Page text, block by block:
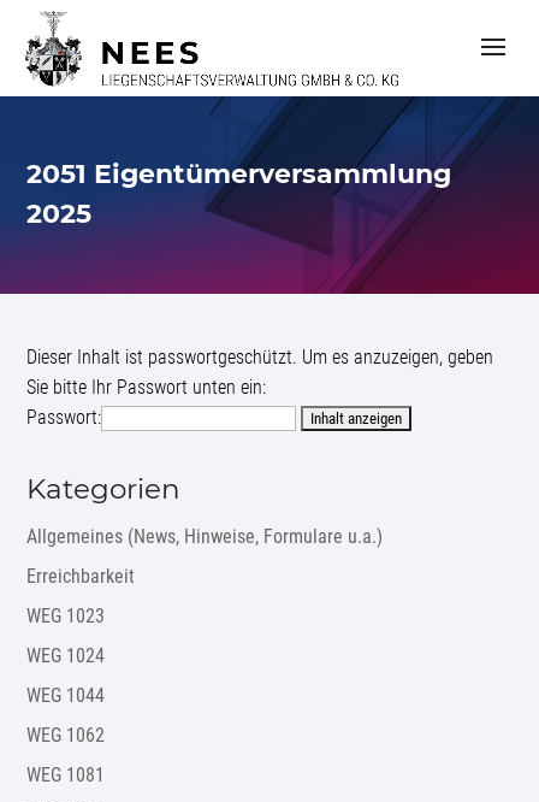
t
2051 Eigentümerversammlung
2025
Kategorien
Allgemeines (News, Hinweise, Formulare u.a.)
Erreichbarkeit
WEG 1023
WEG 1024
WEG 1044
WEG 1062
WEG 1081
Dieser Inhalt ist passwortgeschützt. Um es anzuzeigen, geben
Sie bitte Ihr Passwort unten ein:
Passwort: